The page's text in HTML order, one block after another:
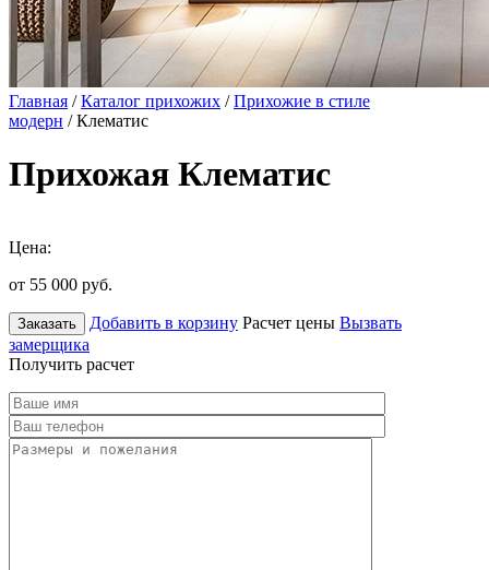
Главная /Каталог прихожих /Прихожие в стиле
модерн / Клематис
Прихожая Клематис
Цена:
от 55 000 руб.
Заказать Добавить в корзину Расчет цены Вызвать
замерщика
Получить расчет